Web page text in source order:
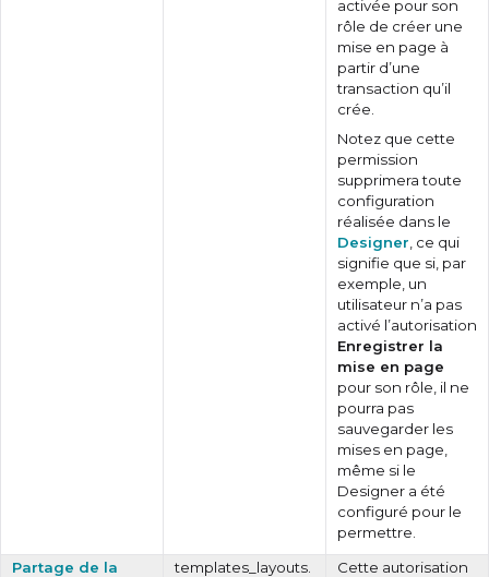
activée pour son
rôle de créer une
mise en page à
partir d’une
transaction qu’il
crée.
Notez que cette
permission
supprimera toute
configuration
réalisée dans le
Designer , ce qui
signifie que si, par
exemple, un
utilisateur n’a pas
activé l’autorisation
Enregistrer la
mise en page
pour son rôle, il ne
pourra pas
sauvegarder les
mises en page,
même si le
Designer a été
configuré pour le
permettre.
Partage de la
templates_layouts.
Cette autorisation